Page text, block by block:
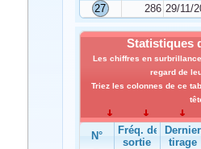
27
286 29/11/
Statistiques
Les chiffres en
regard de
Triez les colonnes de ce
N°
Fréq. de
sortie
Dernier
tirage